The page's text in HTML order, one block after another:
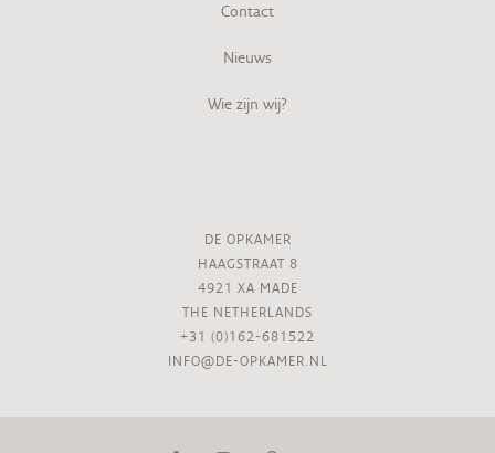
Contact
Nieuws
Wie zijn wij?
DE OPKAMER
HAAGSTRAAT 8
4921 XA MADE
THE NETHERLANDS
+31 (0)162-681522
INFO@DE-OPKAMER.NL